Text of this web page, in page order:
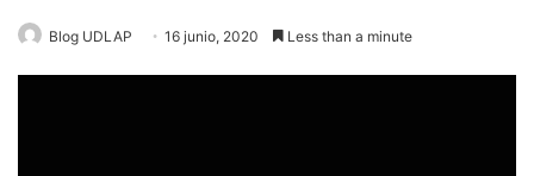
Blog UDLAP 16 junio, 2020 Less than a minute